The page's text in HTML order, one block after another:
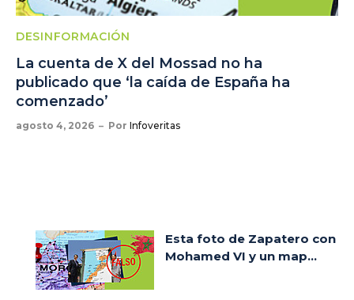
DESINFORMACIÓN
La cuenta de X del Mossad no ha
publicado que ‘la caída de España ha
comenzado’
agosto 4, 2026 Por Infoveritas
Esta foto de Zapatero con
Mohamed VI y un map...